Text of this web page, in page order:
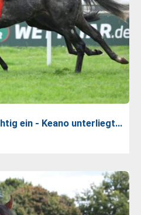
ein - Keano unterliegt…